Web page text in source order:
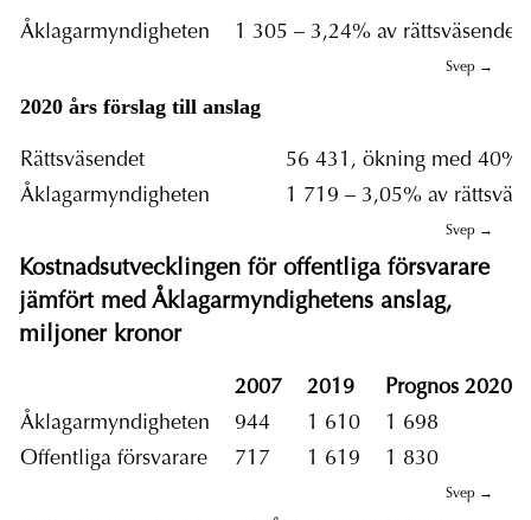
Åklagarmyndigheten 1 305 – 3,24% av
2020 års förslag till anslag
Rättsväsendet
56 431, ökning med 40%
Åklagarmyndigheten
1 719 – 3,05% av
Kostnadsutvecklingen för offentliga försvarare
jämfört med Åklagarmyndighetens anslag,
miljoner kronor
2007 2019
Prognos 2020
Åklagarmyndigheten
944 1 610
1 698
Offentliga försvarare
717 1 619 1 830